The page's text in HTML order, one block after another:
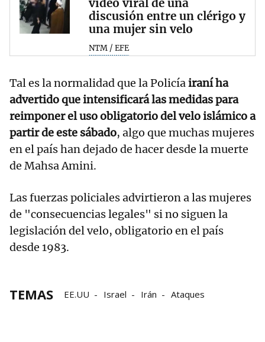
discusión entre un clérigo y
una mujer sin velo
NTM / EFE
Tal es la normalidad que la Policíairaní ha
advertido que intensificará las medidas para
reimponer el uso obligatorio del velo islámico a
partir de este sábado, algo que muchas mujeres
en el país han dejado de hacer desde la muerte
de Mahsa Amini.
Las fuerzas policiales advirtieron a las mujeres
de "consecuencias legales" si no siguen la
legislación del velo, obligatorio en el país
desde 1983.
TEMAS EE.UU Israel Irán Ataques